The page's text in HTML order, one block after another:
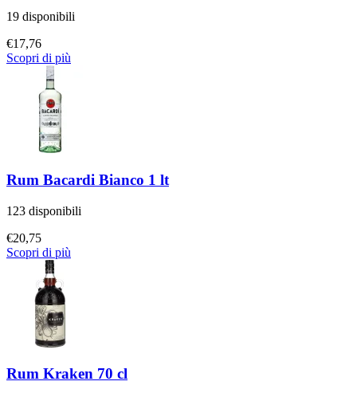
19 disponibili
€17,76
Scopri di più
Rum Bacardi Bianco 1 lt
123 disponibili
€20,75
Scopri di più
Rum Kraken 70 cl